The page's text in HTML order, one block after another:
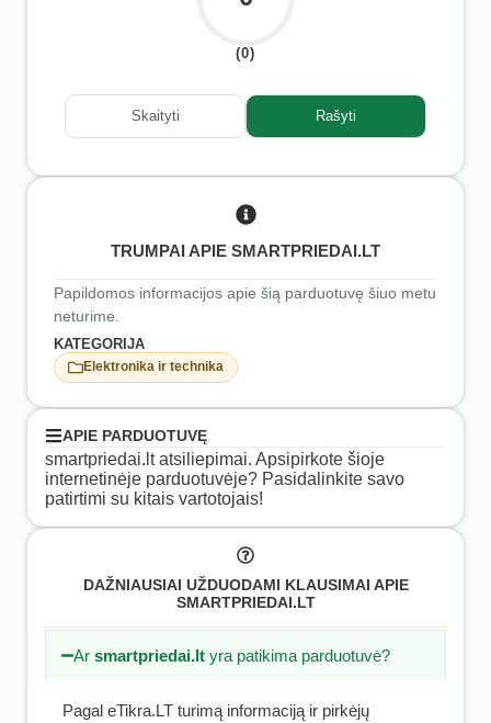
(0)
Skaityti Rašyti
TRUMPAI APIE SMARTPRIEDAI.LT
Papildomos informacijos apie šią parduotuvę šiuo metu
neturime.
KATEGORIJA
Elektronika ir technika
APIE PARDUOTUVĘ
smartpriedai.lt atsiliepimai. Apsipirkote šioje
internetinėje parduotuvėje? Pasidalinkite savo
patirtimi su kitais vartotojais!
DAŽNIAUSIAI UŽDUODAMI KLAUSIMAI APIE
SMARTPRIEDAI.LT
Arsmartpriedai.lt yra patikima parduotuvė?
Pagal eTikra.LT turimą informaciją ir pirkėjų